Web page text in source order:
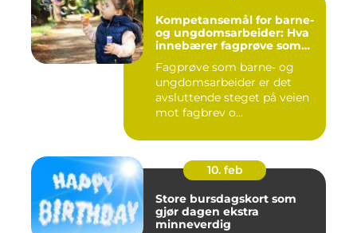
Kompetansemål for barne-
og ungdomsarbeider: Hva
innebærer fagprøve som
ungdomsarbeider?
Fagprøve som barne- og
ungdomsarbeider er det
avsluttende steget på veien
mot fagbrev o...
10. feb
Store bursdagskort som
gjør dagen ekstra
minneverdig